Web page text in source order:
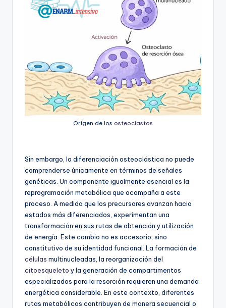
Origen de los osteoclastos
Sin embargo, la diferenciación osteoclástica no puede
comprenderse únicamente en términos de señales
genéticas. Un componente igualmente esencial es la
reprogramación metabólica que acompaña a este
proceso. A medida que los precursores avanzan hacia
estados más diferenciados, experimentan una
transformación en sus rutas de obtención y utilización
de energía. Este cambio no es accesorio, sino
constitutivo de su identidad funcional. La formación de
células multinucleadas, la reorganización del
citoesqueleto y la generación de compartimentos
especializados para la resorción requieren una demanda
energética considerable. En este contexto, diferentes
rutas metabólicas contribuyen de manera secuencial o